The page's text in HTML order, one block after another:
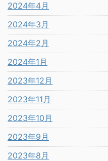
2024年4月
2024年3月
2024年2月
2024年1月
2023年12月
2023年11月
2023年10月
2023年9月
2023年8月